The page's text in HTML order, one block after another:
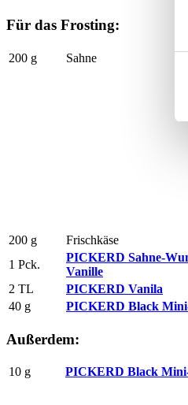
Für das Frosting:
200 g Sahne
200 g
Frischkäse
1 Pck.
PICKERD Sahne-
Vanille
2 TL
PICKERD Vanila
40 g
PICKERD Black
Außerdem:
10 g PICKERD Black